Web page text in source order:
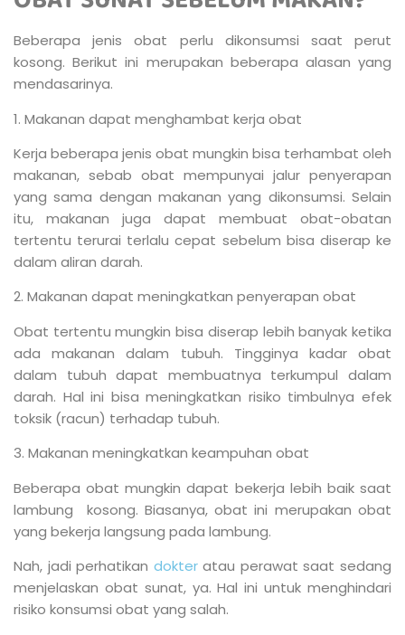
Beberapa jenis obat perlu dikonsumsi saat perut
kosong. Berikut ini merupakan beberapa alasan yang
mendasarinya.
1. Makanan dapat menghambat kerja obat
Kerja beberapa jenis obat mungkin bisa terhambat oleh
makanan, sebab obat mempunyai jalur penyerapan
yang sama dengan makanan yang dikonsumsi. Selain
itu, makanan juga dapat membuat obat-obatan
tertentu terurai terlalu cepat sebelum bisa diserap ke
dalam aliran darah.
2. Makanan dapat meningkatkan penyerapan obat
Obat tertentu mungkin bisa diserap lebih banyak ketika
ada makanan dalam tubuh. Tingginya kadar obat
dalam tubuh dapat membuatnya terkumpul dalam
darah. Hal ini bisa meningkatkan risiko timbulnya efek
toksik (racun) terhadap tubuh.
3. Makanan meningkatkan keampuhan obat
Beberapa obat mungkin dapat bekerja lebih baik saat
lambung kosong. Biasanya, obat ini merupakan obat
yang bekerja langsung pada lambung.
Nah, jadi perhatikan dokteratau perawat saat sedang
menjelaskan obat sunat, ya. Hal ini untuk menghindari
risiko konsumsi obat yang salah.